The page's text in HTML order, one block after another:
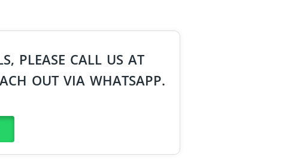
PLEASE CALL US AT
OUT VIA WHATSAPP.